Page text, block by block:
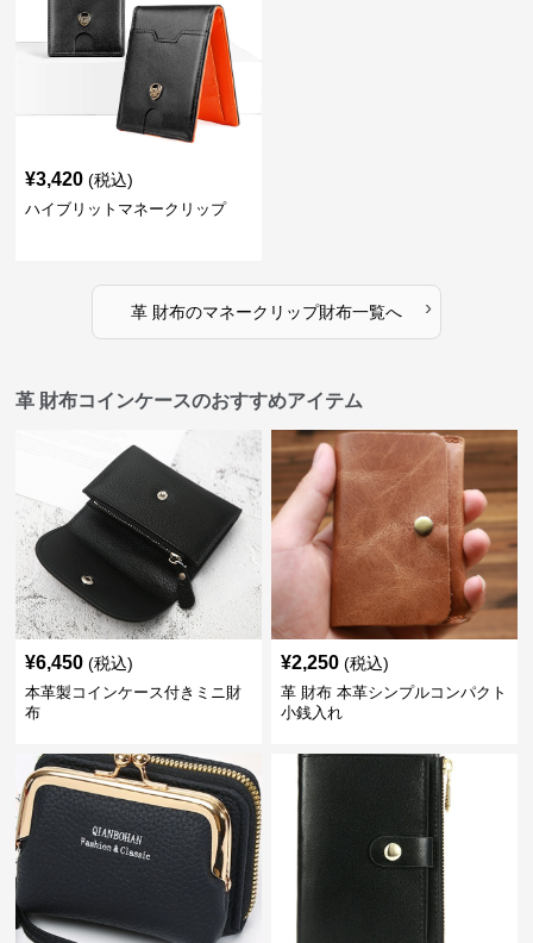
¥3,420 (税込)
ハイブリットマネークリップ
革 財布のマネークリップ財布一覧へ ›
革 財布コインケースのおすすめアイテム
¥6,450 (税込)
本革製コインケース付きミニ財
布
¥2,250 (税込)
革 財布 本革シンプルコンパクト
小銭入れ